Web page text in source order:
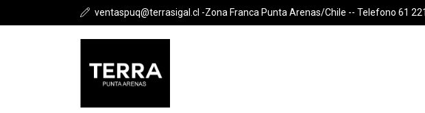
ventaspuq@terrasigal.cl -Zona Franca Punta Arenas/Chile -- Telefono 61